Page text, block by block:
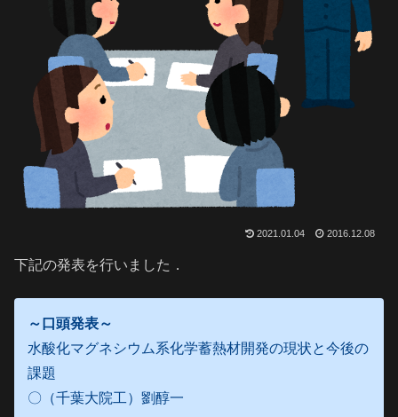
2021.01.04 2016.12.08
下記の発表を行いました．
～口頭発表～
水酸化マグネシウム系化学蓄熱材開発の現状と今後の
課題
〇（千葉大院工）劉醇一